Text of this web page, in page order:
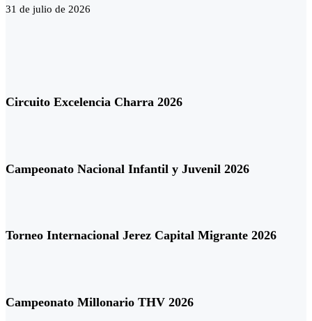
31 de julio de 2026
Circuito Excelencia Charra 2026
Campeonato Nacional Infantil y Juvenil 2026
Torneo Internacional Jerez Capital Migrante 2026
Campeonato Millonario THV 2026